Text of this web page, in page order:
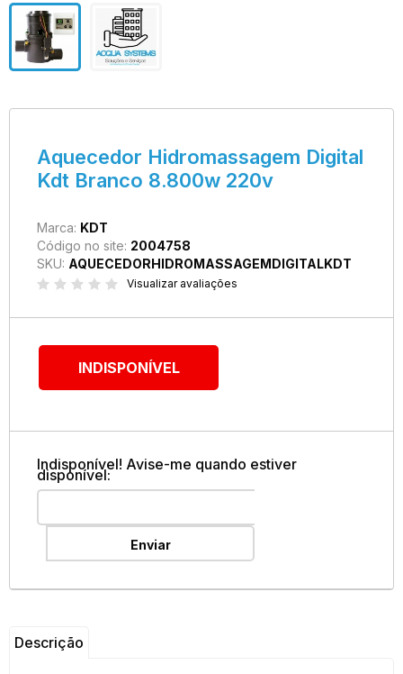
Aquecedor Hidromassagem Digital
Kdt Branco 8.800w 220v
Marca: KDT
Código no site: 2004758
SKU: AQUECEDORHIDROMASSAGEMDIGITALKDT
Visualizar avaliações
INDISPONÍVEL
Indisponível! Avise-me quando estiver
disponível:
Enviar
Descrição